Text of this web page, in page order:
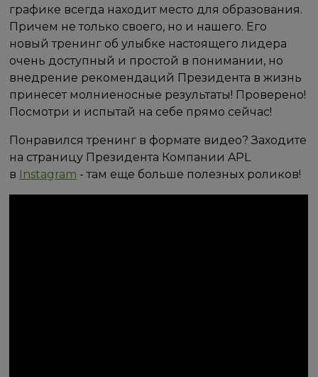
графике всегда находит место для образования.
Причем не только своего, но и нашего. Его
новый тренинг об улыбке настоящего лидера
очень доступный и простой в понимании, но
внедрение рекомендаций Президента в жизнь
принесет молниеносные результаты! Проверено!
Посмотри и испытай на себе прямо сейчас!
Понравился тренинг в формате видео? Заходите
на страницу Президента Компании APL
в Instagram - там еще больше полезных роликов!